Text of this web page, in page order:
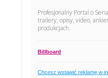
Profesjonalny Portal o
trailery, opisy, video,
produkcjach.
Billboard
Chcesz wstawić reklamę w